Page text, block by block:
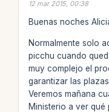
12 mar 2015, 00:38
Buenas noches
Normalmente solo
picchu cuando
muy complejo el
garantizar las
Veremos mañana
Ministerio a ver qué